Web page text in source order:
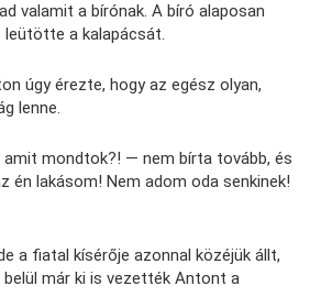
valamit a bírónak. A bíró alaposan
a kalapácsát.
úgy érezte, hogy az egész olyan,
lenne.
amit mondtok?! — nem bírta tovább, és
én lakásom! Nem adom oda senkinek!
a fiatal kísérője azonnal közéjük állt,
már ki is vezették Antont a